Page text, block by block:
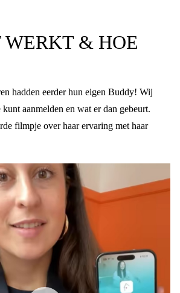
WERKT & HOE
hadden eerder hun eigen Buddy! Wij
aanmelden en wat er dan gebeurt.
filmpje over haar ervaring met haar